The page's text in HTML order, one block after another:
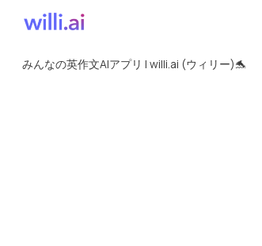
みんなの英作文AIアプリ | willi.ai (ウィリー)🐬